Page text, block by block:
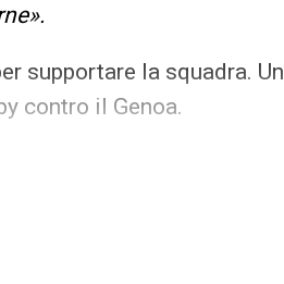
supportare la squadra. Un
contro il Genoa.